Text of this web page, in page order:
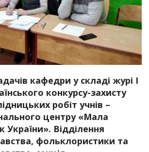
кафедри у складі журі І
конкурсу-захисту
робіт учнів –
центру «Мала
України». Відділення
фольклористики та